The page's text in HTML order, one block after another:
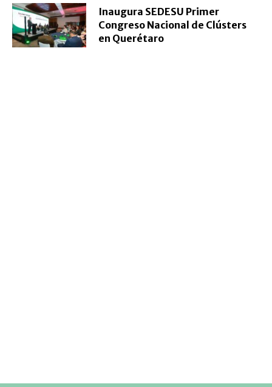
Inaugura SEDESU Primer
Congreso Nacional de Clústers
en Querétaro